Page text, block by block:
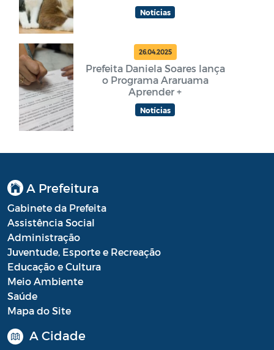
Notícias
26.04.2025
Prefeita Daniela Soares lança
o Programa Araruama
Aprender +
Notícias
A Prefeitura
Gabinete da Prefeita
Assistência Social
Administração
Juventude, Esporte e Recreação
Educação e Cultura
Meio Ambiente
Saúde
Mapa do Site
A Cidade